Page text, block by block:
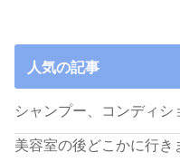
人気の記事
シャンプー、コンディ
美容室の後どこかに行き